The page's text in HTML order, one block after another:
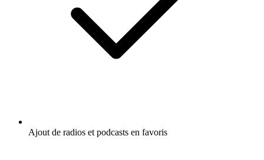
Ajout de radios et podcasts en favoris